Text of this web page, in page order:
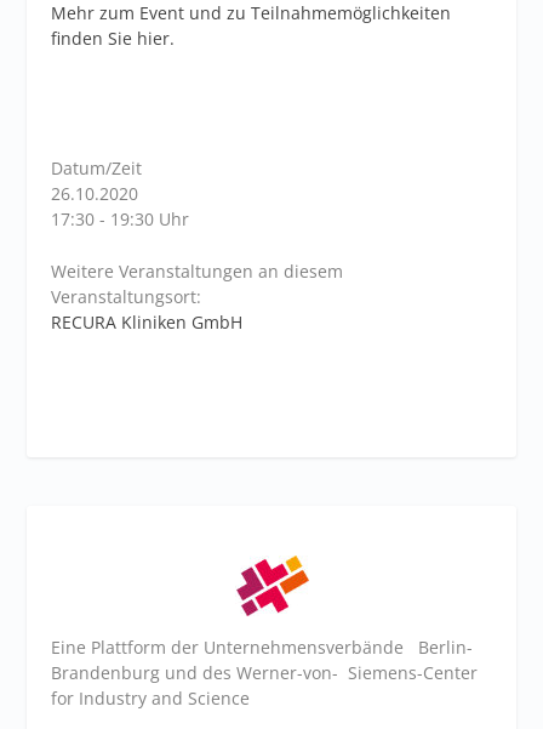
Mehr zum Event und zu Teilnahmemöglichkeiten
finden Sie hier.
Datum/Zeit
26.10.2020
17:30 - 19:30 Uhr
Weitere Veranstaltungen an diesem
Veranstaltungsort:
RECURA Kliniken GmbH
Eine Plattform der Unternehmensverbände Berlin-
Brandenburg und des Werner-von- Siemens-Center
for Industry and Science